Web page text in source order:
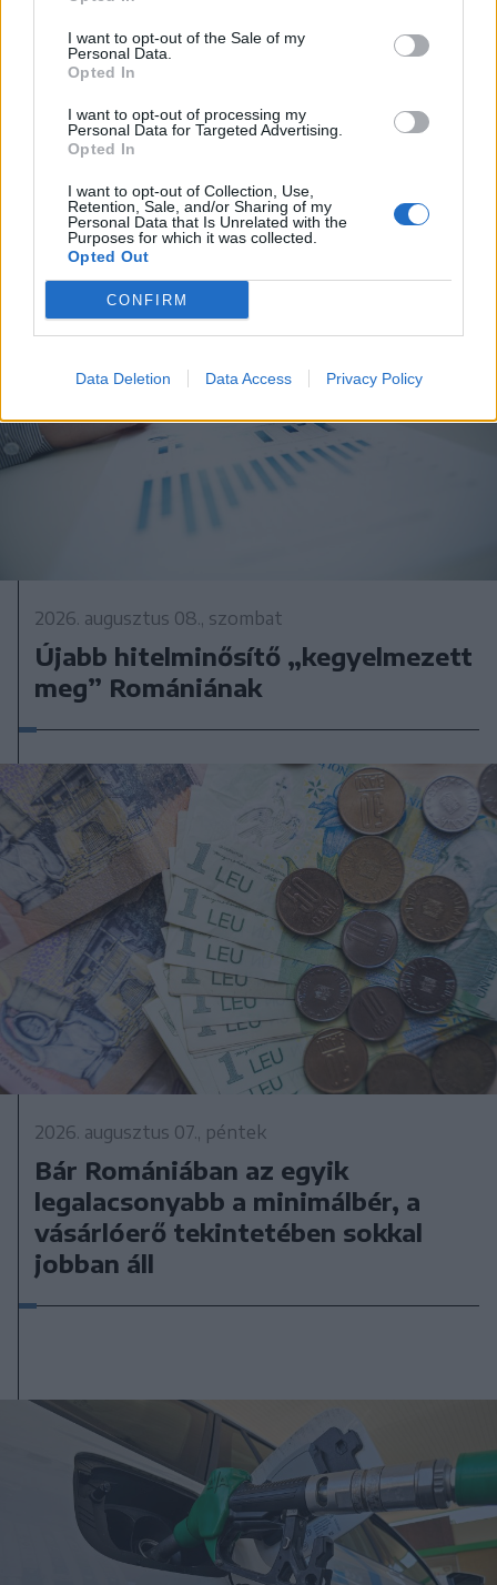
I want to opt-out of the Sale of my
Personal Data.
Opted In
I want to opt-out of processing my
Personal Data for Targeted Advertising.
Opted In
I want to opt-out of Collection, Use,
Retention, Sale, and/or Sharing of my
Personal Data that Is Unrelated with the
Purposes for which it was collected.
Opted Out
CONFIRM
Data Deletion Data Access Privacy Policy
2026. augusztus 08., szombat
Kedvezőbb üzemanyagárak
2026. augusztus 08., szombat
Újabb hitelminősítő „kegyelmezett
meg” Romániának
2026. augusztus 07., péntek
Bár Romániában az egyik
legalacsonyabb a minimálbér, a
vásárlóerő tekintetében sokkal
jobban áll